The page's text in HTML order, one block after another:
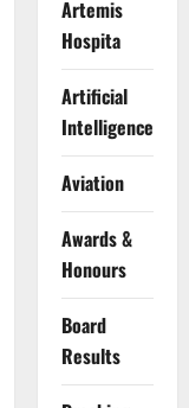
Artemis
Hospita
Artificial
Intelligence
Aviation
Awards &
Honours
Board
Results